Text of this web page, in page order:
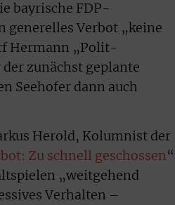
bayrische FDP-
generelles Verbot „keine
Hermann „Polit-
zunächst geplante
Seehofer dann auch
Herold, Kolumnist der
Zu schnell geschossen“
„weitgehend
Verhalten –